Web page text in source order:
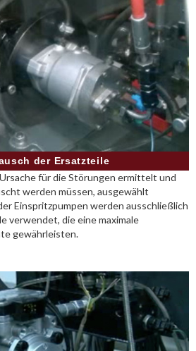
der Ersatzteile
für die Störungen ermittelt und
werden müssen, ausgewählt
Einspritzpumpen werden ausschließlich
verwendet, die eine maximale
gewährleisten.